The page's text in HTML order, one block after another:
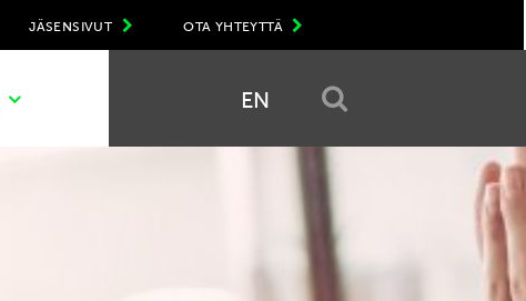
OTA YHTEYTTÄ
JÄSENSIVUT
EN